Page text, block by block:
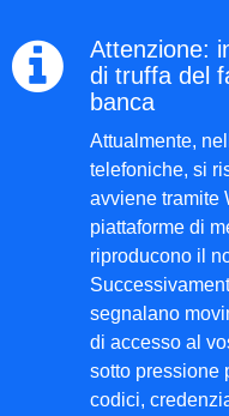
Attenzione:
di truffa del
banca
Attualmente,
telefoniche, si
avviene tramite
piattaforme di
riproducono il
segnalano
di accesso al
sotto pressione
codici,